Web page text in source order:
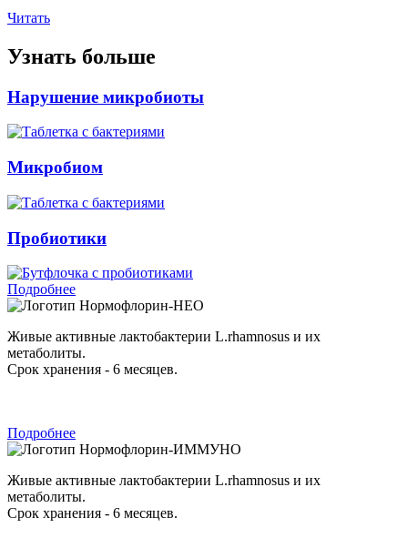
Читать
Узнать больше
Нарушение микробиоты
Микробиом
Пробиотики
Подробнее
Нормофлорин-НЕО
Живые активные лактобактерии L.rhamnosus и их
метаболиты.
Срок хранения - 6 месяцев.
Подробнее
Нормофлорин-ИММУНО
Живые активные лактобактерии L.rhamnosus и их
метаболиты.
Срок хранения - 6 месяцев.